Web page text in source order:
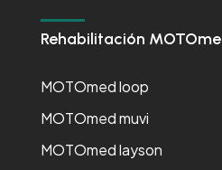
Rehabilitación
MOTOmed loop
MOTOmed muvi
MOTOmed layson